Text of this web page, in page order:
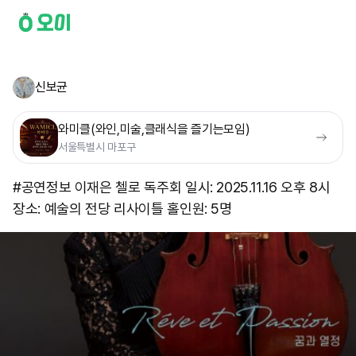
신보균
와미클(와인,미술,클래식을 즐기는모임)
서울특별시 마포구
#공연정보 이재은 첼로 독주회 일시: 2025.11.16 오후 8시
장소: 예술의 전당 리사이틀 홀 ​인원: 5명